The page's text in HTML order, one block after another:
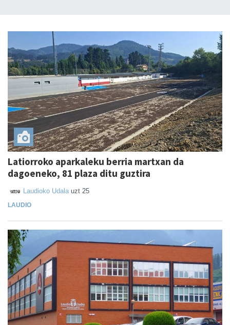
Latiorroko aparkaleku berria martxan da
dagoeneko, 81 plaza ditu guztira
Laudioko Udala uzt 25
LAUDIO